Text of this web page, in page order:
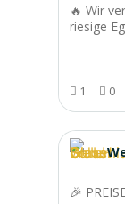
🔥 Wir
riesige
1 0
🎉